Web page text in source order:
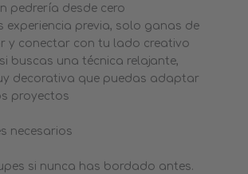
pedrería desde cero
experiencia previa, solo ganas de
y conectar con tu lado creativo
buscas una técnica relajante,
decorativa que puedas adaptar
proyectos
necesarios
si nunca has bordado antes.